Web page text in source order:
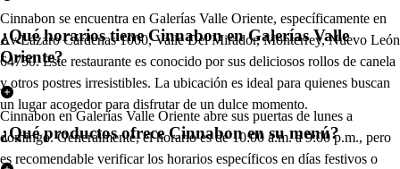
Cinnabon se encuentra en Galerías Valle Oriente, específicamente en
Av Lázaro Cárdenas 1000, Valle Del Mirador, Monterrey, Nuevo León
64750. Este restaurante es conocido por sus deliciosos rollos de canela
y otros postres irresistibles. La ubicación es ideal para quienes buscan
un lugar acogedor para disfrutar de un dulce momento.
¿Qué horarios tiene Cinnabon en Galerías Valle
Oriente?
Cinnabon en Galerías Valle Oriente abre sus puertas de lunes a
domingo. Generalmente, el horario es de 10:00 a.m. a 9:00 p.m., pero
es recomendable verificar los horarios específicos en días festivos o
¿Qué productos ofrece Cinnabon en su menú?